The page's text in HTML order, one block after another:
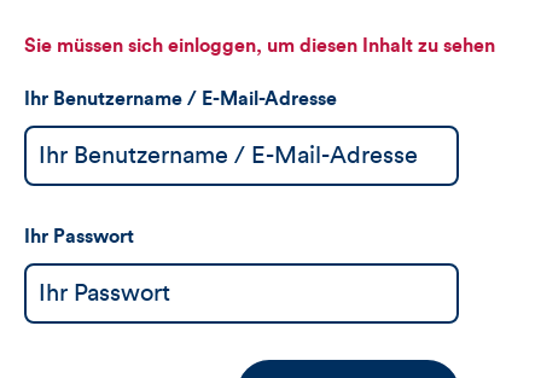
sehen
Sie müssen sich einloggen, um diesen Inhalt zu sehen
Ihr Benutzername / E-Mail-Adresse
Ihr Passwort